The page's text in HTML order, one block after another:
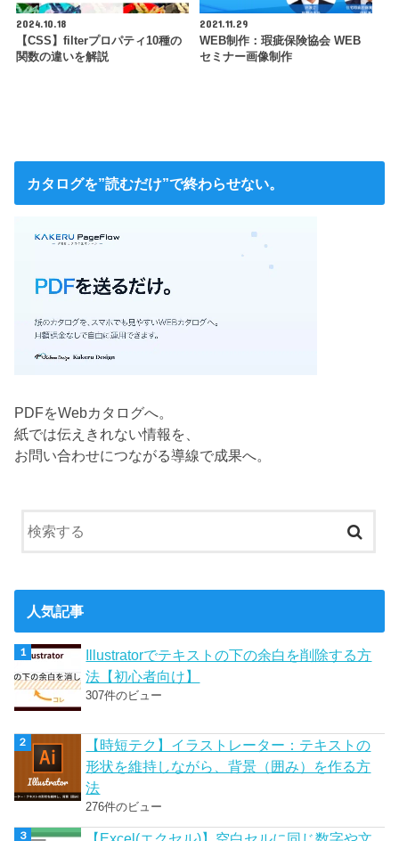
2024.10.18
【CSS】filterプロパティ10種の
関数の違いを解説
2021.11.29
WEB制作：瑕疵保険協会 WEB
セミナー画像制作
カタログを”読むだけ”で終わらせない。
PDFをWebカタログへ。
紙では伝えきれない情報を、
お問い合わせにつながる導線で成果へ。
人気記事
Illustratorでテキストの下の余白を削除する方
法【初心者向け】
307件のビュー
【時短テク】イラストレーター：テキストの
形状を維持しながら、背景（囲み）を作る方
法
276件のビュー